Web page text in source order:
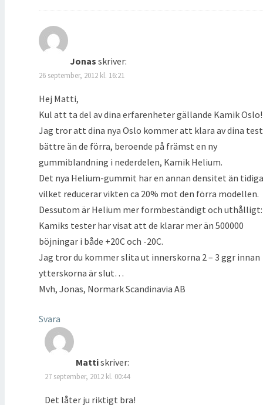
Jonas skriver:
26 september, 2012 kl. 16:21
Hej Matti,
Kul att ta del av dina erfarenheter gällande Kamik Oslo!
Jag tror att dina nya Oslo kommer att klara av dina test
bättre än de förra, beroende på främst en ny
gummiblandning i nederdelen, Kamik Helium.
Det nya Helium-gummit har en annan densitet än
vilket reducerar vikten ca 20% mot den förra modellen.
Dessutom är Helium mer formbeständigt och uthålligt:
Kamiks tester har visat att de klarar mer än 500000
böjningar i både +20C och -20C.
Jag tror du kommer slita ut innerskorna 2 – 3 ggr innan
ytterskorna är slut…
Mvh, Jonas, Normark Scandinavia AB
Svara
Mattiskriver:
27 september, 2012 kl. 00:44
Det låter ju riktigt bra!